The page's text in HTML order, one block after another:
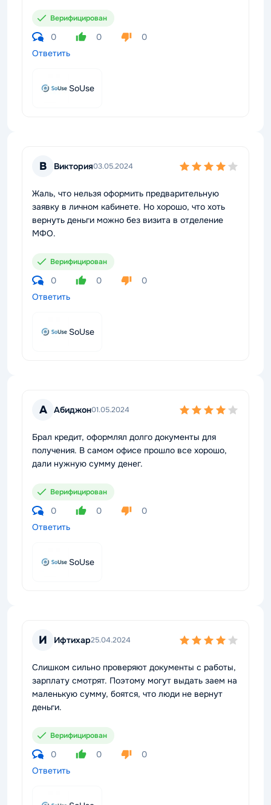
Верифицирован
0 0
0
Ответить
SoUse
В Виктория03.05.2024
Жаль, что нельзя оформить предварительную
заявку в личном кабинете. Но хорошо, что хоть
вернуть деньги можно без визита в отделение
МФО.
Верифицирован
0 0
0
Ответить
SoUse
А Абиджон01.05.2024
Брал кредит, оформлял долго документы для
получения. В самом офисе прошло все хорошо,
дали нужную сумму денег.
Верифицирован
0 0
0
Ответить
SoUse
И Ифтихар25.04.2024
Слишком сильно проверяют документы с работы,
зарплату смотрят. Поэтому могут выдать заем на
маленькую сумму, боятся, что люди не вернут
деньги.
Верифицирован
0 0
0
Ответить